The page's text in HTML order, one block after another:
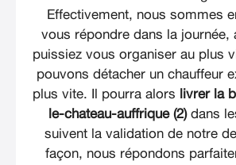
Effectivement, nous sommes
vous répondre dans la journée,
puissiez vous organiser au plus
pouvons détacher un chauffeur
plus vite. Il pourra alors
livrer la
le-chateau-auffrique (2)dans
suivent la validation de notre
façon, nous répondons